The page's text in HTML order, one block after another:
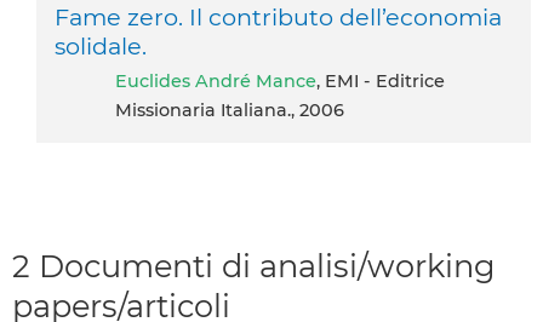
Fame zero. Il contributo dell’economia
solidale.
Euclides André Mance, EMI - Editrice
Missionaria Italiana., 2006
2 Documenti di analisi/working
papers/articoli